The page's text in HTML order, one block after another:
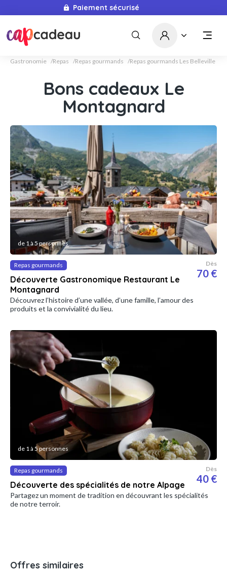
Paiement sécurisé
Gastronomie Repas Repas gourmands Repas gourmands Les Belleville
Bons cadeaux Le
Montagnard
de 1 à 5 personnes
Repas gourmands
Découverte Gastronomique Restaurant Le
Montagnard
Dès
70 €
Découvrez l’histoire d’une vallée, d’une famille, l’amour des
produits et la convivialité du lieu.
de 1 à 5 personnes
Repas gourmands
Découverte des spécialités de notre Alpage
Dès
40 €
Partagez un moment de tradition en découvrant les spécialités
de notre terroir.
Offres similaires